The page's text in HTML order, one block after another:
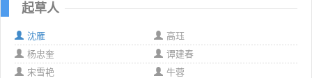
起草人
沈雁
高珏
杨忠奎
谭建春
宋雪艳
牛蓉